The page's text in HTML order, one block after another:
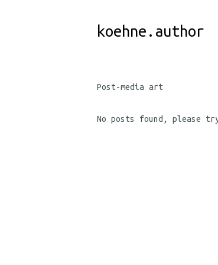
koehne.author
Post-media art
No posts found, please